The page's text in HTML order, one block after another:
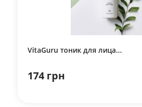
VitaGuru тоник для лица...
174 грн